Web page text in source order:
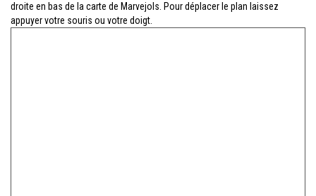
droite en bas de la carte de Marvejols. Pour déplacer le plan laissez
appuyer votre souris ou votre doigt.